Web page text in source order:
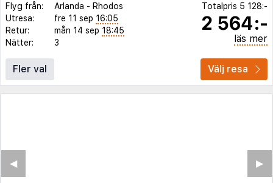
Flyg från: Arlanda - Rhodos
Utresa:
fre 11 sep 16:05
Retur:
mån 14 sep 18:45
Nätter:
3
Totalpris 5 128:-
2 564:-
läs mer
Fler val Välj resa
▶︎
◀︎